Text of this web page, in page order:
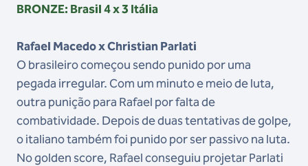
BRONZE: Brasil 4 x 3 Itália
Rafael Macedo x Christian Parlati
O brasileiro começou sendo punido por uma
pegada irregular. Com um minuto e meio de luta,
outra punição para Rafael por falta de
combatividade. Depois de duas tentativas de golpe,
o italiano também foi punido por ser passivo na luta.
No golden score, Rafael conseguiu projetar Parlati